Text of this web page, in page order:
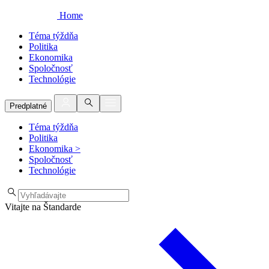
Home
Téma týždňa
Politika
Ekonomika
Spoločnosť
Technológie
Predplatné
Téma týždňa
Politika
Ekonomika >
Spoločnosť
Technológie
Vitajte na Štandarde